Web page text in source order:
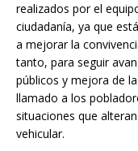
realizados por el
ciudadanía, ya que
a mejorar la
tanto, para seguir
públicos y mejora de
llamado a los
situaciones que
vehicular.